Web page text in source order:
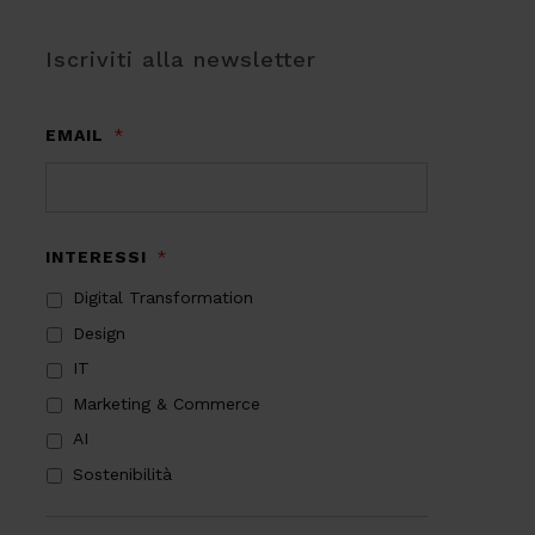
Iscriviti alla newsletter
EMAIL *
INTERESSI *
Digital Transformation
Design
IT
Marketing & Commerce
AI
Sostenibilità